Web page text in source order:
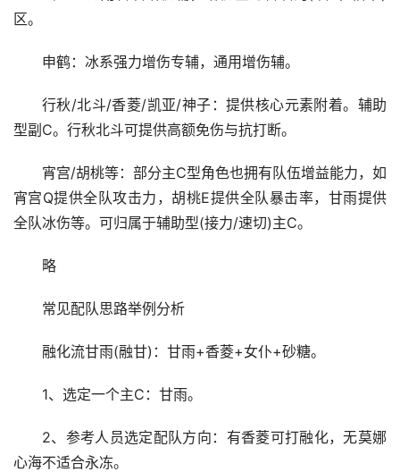
区。
申鹤：冰系强力增伤专辅，通用增伤辅。
行秋/北斗/香菱/凯亚/神子：提供核心元素附着。辅助
型副C。行秋北斗可提供高额免伤与抗打断。
宵宫/胡桃等：部分主C型角色也拥有队伍增益能力，如
宵宫Q提供全队攻击力，胡桃E提供全队暴击率，甘雨提供
全队冰伤等。可归属于辅助型(接力/速切)主C。
略
常见配队思路举例分析
融化流甘雨(融甘)：甘雨+香菱+女仆+砂糖。
1、选定一个主C：甘雨。
2、参考人员选定配队方向：有香菱可打融化，无莫娜
心海不适合永冻。